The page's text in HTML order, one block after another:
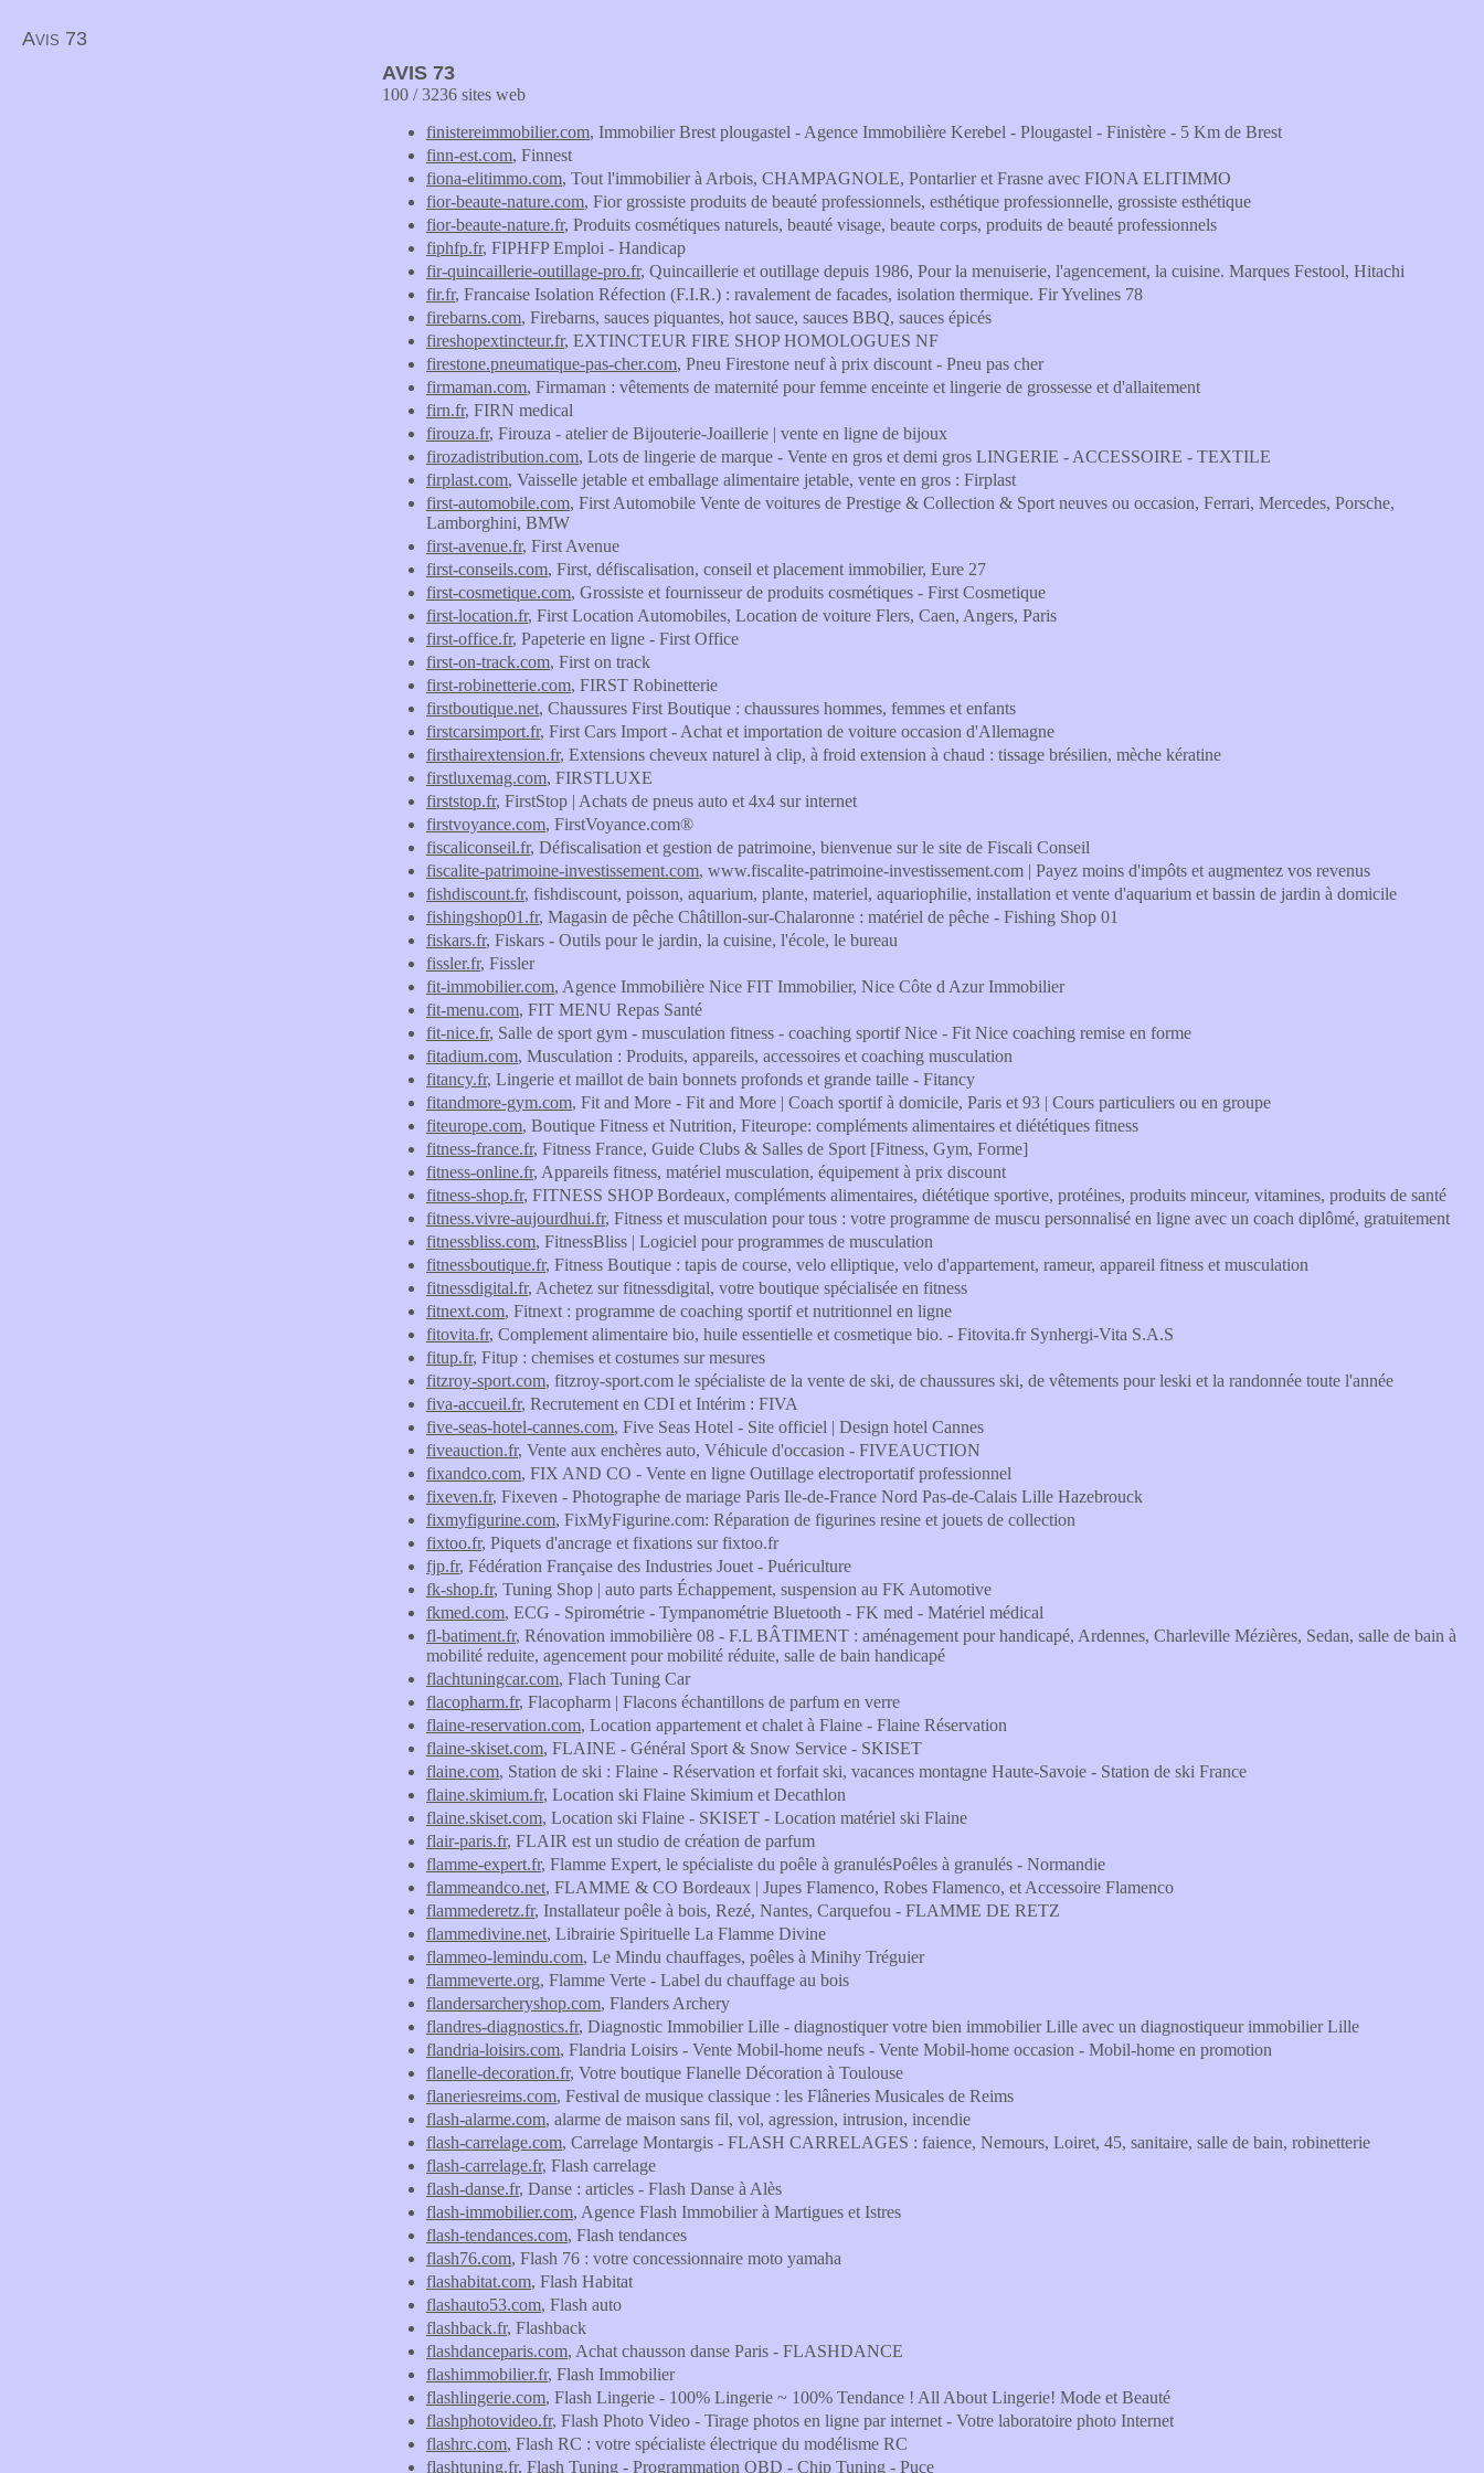
Avis 73
AVIS 73
100 / 3236 sites web
finistereimmobilier.com, Immobilier Brest plougastel - Agence Immobilière Kerebel - Plougastel - Finistère - 5 Km de Brest
finn-est.com, Finnest
fiona-elitimmo.com, Tout l'immobilier à Arbois, CHAMPAGNOLE, Pontarlier et Frasne avec FIONA ELITIMMO
fior-beaute-nature.com, Fior grossiste produits de beauté professionnels, esthétique professionnelle, grossiste esthétique
fior-beaute-nature.fr, Produits cosmétiques naturels, beauté visage, beaute corps, produits de beauté professionnels
fiphfp.fr, FIPHFP Emploi - Handicap
fir-quincaillerie-outillage-pro.fr, Quincaillerie et outillage depuis 1986, Pour la menuiserie, l'agencement, la cuisine. Marques Festool, Hitachi
fir.fr, Francaise Isolation Réfection (F.I.R.) : ravalement de facades, isolation thermique. Fir Yvelines 78
firebarns.com, Firebarns, sauces piquantes, hot sauce, sauces BBQ, sauces épicés
fireshopextincteur.fr, EXTINCTEUR FIRE SHOP HOMOLOGUES NF
firestone.pneumatique-pas-cher.com, Pneu Firestone neuf à prix discount - Pneu pas cher
firmaman.com, Firmaman : vêtements de maternité pour femme enceinte et lingerie de grossesse et d'allaitement
firn.fr, FIRN medical
firouza.fr, Firouza - atelier de Bijouterie-Joaillerie | vente en ligne de bijoux
firozadistribution.com, Lots de lingerie de marque - Vente en gros et demi gros LINGERIE - ACCESSOIRE - TEXTILE
firplast.com, Vaisselle jetable et emballage alimentaire jetable, vente en gros : Firplast
first-automobile.com, First Automobile Vente de voitures de Prestige & Collection & Sport neuves ou occasion, Ferrari, Mercedes, Porsche,
Lamborghini, BMW
first-avenue.fr, First Avenue
first-conseils.com, First, défiscalisation, conseil et placement immobilier, Eure 27
first-cosmetique.com, Grossiste et fournisseur de produits cosmétiques - First Cosmetique
first-location.fr, First Location Automobiles, Location de voiture Flers, Caen, Angers, Paris
first-office.fr, Papeterie en ligne - First Office
first-on-track.com, First on track
first-robinetterie.com, FIRST Robinetterie
firstboutique.net, Chaussures First Boutique : chaussures hommes, femmes et enfants
firstcarsimport.fr, First Cars Import - Achat et importation de voiture occasion d'Allemagne
firsthairextension.fr, Extensions cheveux naturel à clip, à froid extension à chaud : tissage brésilien, mèche kératine
firstluxemag.com, FIRSTLUXE
firststop.fr, FirstStop | Achats de pneus auto et 4x4 sur internet
firstvoyance.com, FirstVoyance.com®
fiscaliconseil.fr, Défiscalisation et gestion de patrimoine, bienvenue sur le site de Fiscali Conseil
fiscalite-patrimoine-investissement.com, www.fiscalite-patrimoine-investissement.com | Payez moins d'impôts et augmentez vos revenus
fishdiscount.fr, fishdiscount, poisson, aquarium, plante, materiel, aquariophilie, installation et vente d'aquarium et bassin de jardin à domicile
fishingshop01.fr, Magasin de pêche Châtillon-sur-Chalaronne : matériel de pêche - Fishing Shop 01
fiskars.fr, Fiskars - Outils pour le jardin, la cuisine, l'école, le bureau
fissler.fr, Fissler
fit-immobilier.com, Agence Immobilière Nice FIT Immobilier, Nice Côte d Azur Immobilier
fit-menu.com, FIT MENU Repas Santé
fit-nice.fr, Salle de sport gym - musculation fitness - coaching sportif Nice - Fit Nice coaching remise en forme
fitadium.com, Musculation : Produits, appareils, accessoires et coaching musculation
fitancy.fr, Lingerie et maillot de bain bonnets profonds et grande taille - Fitancy
fitandmore-gym.com, Fit and More - Fit and More | Coach sportif à domicile, Paris et 93 | Cours particuliers ou en groupe
fiteurope.com, Boutique Fitness et Nutrition, Fiteurope: compléments alimentaires et diététiques fitness
fitness-france.fr, Fitness France, Guide Clubs & Salles de Sport [Fitness, Gym, Forme]
fitness-online.fr, Appareils fitness, matériel musculation, équipement à prix discount
fitness-shop.fr, FITNESS SHOP Bordeaux, compléments alimentaires, diététique sportive, protéines, produits minceur, vitamines, produits de santé
fitness.vivre-aujourdhui.fr, Fitness et musculation pour tous : votre programme de muscu personnalisé en ligne avec un coach diplômé, gratuitement
fitnessbliss.com, FitnessBliss | Logiciel pour programmes de musculation
fitnessboutique.fr, Fitness Boutique : tapis de course, velo elliptique, velo d'appartement, rameur, appareil fitness et musculation
fitnessdigital.fr, Achetez sur fitnessdigital, votre boutique spécialisée en fitness
fitnext.com, Fitnext : programme de coaching sportif et nutritionnel en ligne
fitovita.fr, Complement alimentaire bio, huile essentielle et cosmetique bio. - Fitovita.fr Synhergi-Vita S.A.S
fitup.fr, Fitup : chemises et costumes sur mesures
fitzroy-sport.com, fitzroy-sport.com le spécialiste de la vente de ski, de chaussures ski, de vêtements pour leski et la randonnée toute l'année
fiva-accueil.fr, Recrutement en CDI et Intérim : FIVA
five-seas-hotel-cannes.com, Five Seas Hotel - Site officiel | Design hotel Cannes
fiveauction.fr, Vente aux enchères auto, Véhicule d'occasion - FIVEAUCTION
fixandco.com, FIX AND CO - Vente en ligne Outillage electroportatif professionnel
fixeven.fr, Fixeven - Photographe de mariage Paris Ile-de-France Nord Pas-de-Calais Lille Hazebrouck
fixmyfigurine.com, FixMyFigurine.com: Réparation de figurines resine et jouets de collection
fixtoo.fr, Piquets d'ancrage et fixations sur fixtoo.fr
fjp.fr, Fédération Française des Industries Jouet - Puériculture
fk-shop.fr, Tuning Shop | auto parts Échappement, suspension au FK Automotive
fkmed.com, ECG - Spirométrie - Tympanométrie Bluetooth - FK med - Matériel médical
fl-batiment.fr, Rénovation immobilière 08 - F.L BÂTIMENT : aménagement pour handicapé, Ardennes, Charleville Mézières, Sedan, salle de bain à
mobilité reduite, agencement pour mobilité réduite, salle de bain handicapé
flachtuningcar.com, Flach Tuning Car
flacopharm.fr, Flacopharm | Flacons échantillons de parfum en verre
flaine-reservation.com, Location appartement et chalet à Flaine - Flaine Réservation
flaine-skiset.com, FLAINE - Général Sport & Snow Service - SKISET
flaine.com, Station de ski : Flaine - Réservation et forfait ski, vacances montagne Haute-Savoie - Station de ski France
flaine.skimium.fr, Location ski Flaine Skimium et Decathlon
flaine.skiset.com, Location ski Flaine - SKISET - Location matériel ski Flaine
flair-paris.fr, FLAIR est un studio de création de parfum
flamme-expert.fr, Flamme Expert, le spécialiste du poêle à granulésPoêles à granulés - Normandie
flammeandco.net, FLAMME & CO Bordeaux | Jupes Flamenco, Robes Flamenco, et Accessoire Flamenco
flammederetz.fr, Installateur poêle à bois, Rezé, Nantes, Carquefou - FLAMME DE RETZ
flammedivine.net, Librairie Spirituelle La Flamme Divine
flammeo-lemindu.com, Le Mindu chauffages, poêles à Minihy Tréguier
flammeverte.org, Flamme Verte - Label du chauffage au bois
flandersarcheryshop.com, Flanders Archery
flandres-diagnostics.fr, Diagnostic Immobilier Lille - diagnostiquer votre bien immobilier Lille avec un diagnostiqueur immobilier Lille
flandria-loisirs.com, Flandria Loisirs - Vente Mobil-home neufs - Vente Mobil-home occasion - Mobil-home en promotion
flanelle-decoration.fr, Votre boutique Flanelle Décoration à Toulouse
flaneriesreims.com, Festival de musique classique : les Flâneries Musicales de Reims
flash-alarme.com, alarme de maison sans fil, vol, agression, intrusion, incendie
flash-carrelage.com, Carrelage Montargis - FLASH CARRELAGES : faience, Nemours, Loiret, 45, sanitaire, salle de bain, robinetterie
flash-carrelage.fr, Flash carrelage
flash-danse.fr, Danse : articles - Flash Danse à Alès
flash-immobilier.com, Agence Flash Immobilier à Martigues et Istres
flash-tendances.com, Flash tendances
flash76.com, Flash 76 : votre concessionnaire moto yamaha
flashabitat.com, Flash Habitat
flashauto53.com, Flash auto
flashback.fr, Flashback
flashdanceparis.com, Achat chausson danse Paris - FLASHDANCE
flashimmobilier.fr, Flash Immobilier
flashlingerie.com, Flash Lingerie - 100% Lingerie ~ 100% Tendance ! All About Lingerie! Mode et Beauté
flashphotovideo.fr, Flash Photo Video - Tirage photos en ligne par internet - Votre laboratoire photo Internet
flashrc.com, Flash RC : votre spécialiste électrique du modélisme RC
flashtuning.fr, Flash Tuning - Programmation OBD - Chip Tuning - Puce